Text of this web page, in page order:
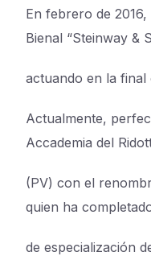
En febrero de
Bienal “Steinway &
actuando en la final
Actualmente,
Accademia del
(PV) con el
quien ha
de especialización